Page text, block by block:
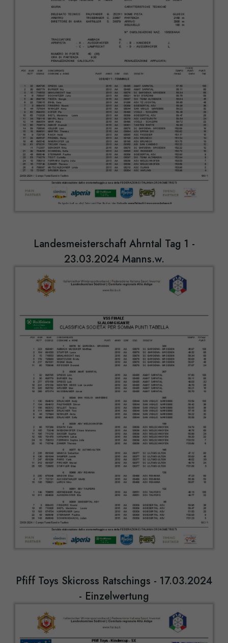
Landesmeisterschaft Ahrntal Tag 1 -
23.03.2024 Manns.w.
Pfiff Toys Skicross Ratschings - 17.03.2024
- Einzelwertung